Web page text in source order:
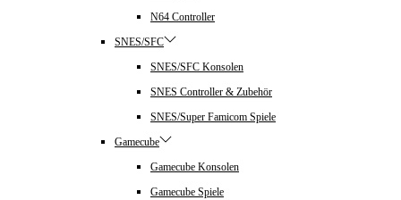
N64 Controller
SNES/SFC
SNES/SFC Konsolen
SNES Controller & Zubehör
SNES/Super Famicom Spiele
Gamecube
Gamecube Konsolen
Gamecube Spiele